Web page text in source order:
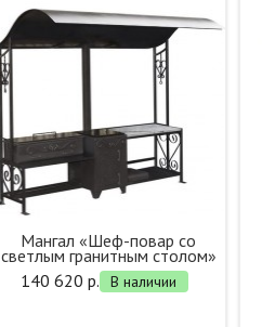
Мангал «Шеф-повар со
светлым гранитным столом»
140 620 р.
В наличии